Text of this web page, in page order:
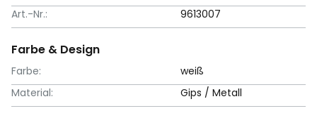
Art.-Nr.:
9613007
Farbe & Design
Farbe:
weiß
Material:
Gips / Metall